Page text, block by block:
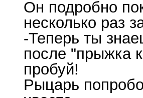
Он подробно
несколько раз
-Теперь ты
после "прыжка
пробуй!
Рыцарь